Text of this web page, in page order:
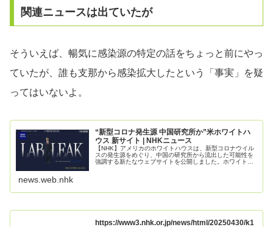
関連ニュースは出ていたが
そういえば、暢気に感染源の特定の話をちょっと前にやっ
ていたが、誰も支那から感染拡大したという「事実」を疑
ってはいないよ。
“新型コロナ発生源 中国研究所か”米ホワイトハ
ウス 新サイト | NHKニュース
【NHK】アメリカのホワイトハウスは、新型コロナウイル
スの発生源をめぐり、中国の研究所から流出した可能性を
強調する新たなウェブサイトを公開しました。ホワイトハ
news.web.nhk
https://www3.nhk.or.jp/news/html/20250430/k1